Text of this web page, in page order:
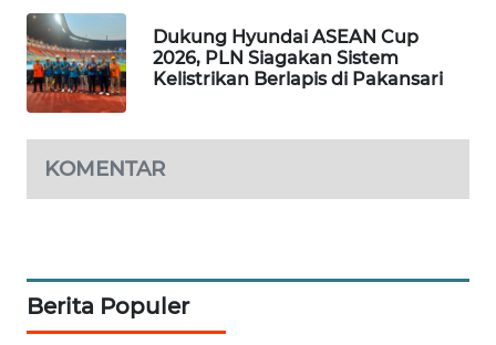
Dukung Hyundai ASEAN Cup
2026, PLN Siagakan Sistem
Kelistrikan Berlapis di Pakansari
KOMENTAR
Berita Populer
SUMEDANG
WN
CIANJUR
WN
KEPULAUAN
WN
TANGERANG